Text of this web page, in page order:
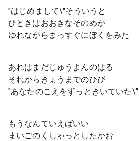
"はじめまして\"そういうと
ひときはおおきなそのめが
ゆれながらまっすぐにぼくをみた
あれはまだじゅうよんのはる
それからきょうまでのひび
"あなたのこえをずっときいていた\"
もうなんていえばいい
まいごのくしゃっとしたかお